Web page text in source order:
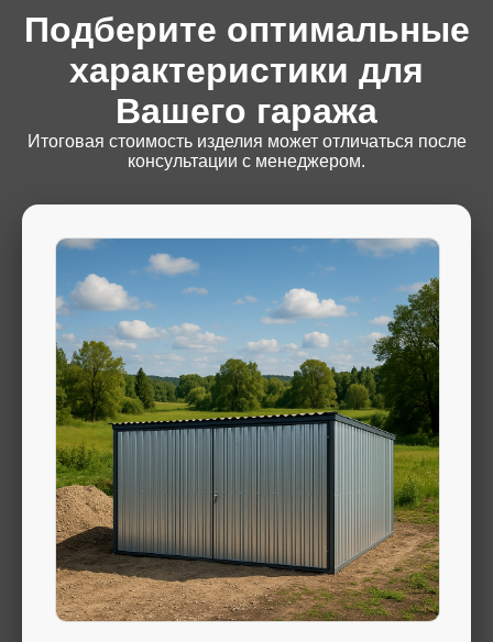
Подберите оптимальные
характеристики для
Вашего гаража
Итоговая стоимость изделия может отличаться после
консультации с менеджером.